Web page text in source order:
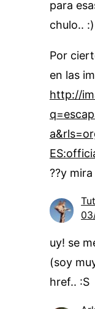
para
chulo.. :)
Por
en las
http://
??y
uy! se
(soy
href.. :S